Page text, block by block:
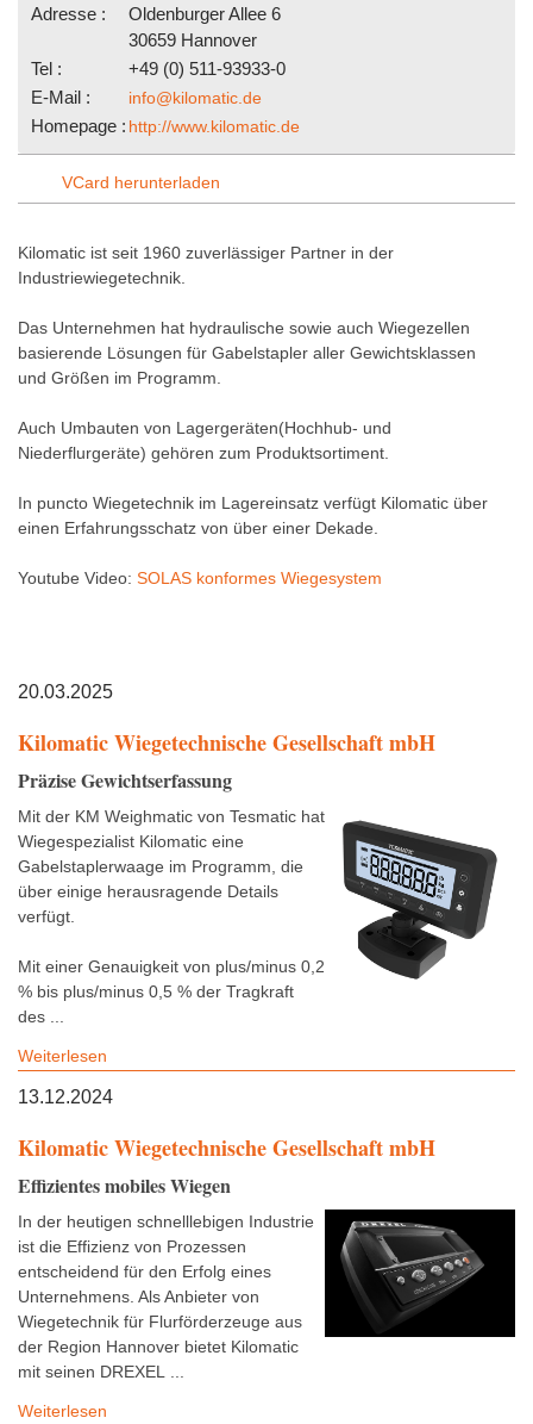
Adresse :
Oldenburger Allee 6
30659 Hannover
Tel :
+49 (0) 511-93933-0
E-Mail :
info@kilomatic.de
Homepage : http://www.kilomatic.de
VCard herunterladen
Kilomatic ist seit 1960 zuverlässiger Partner in der
Industriewiegetechnik.
Das Unternehmen hat hydraulische sowie auch Wiegezellen
basierende Lösungen für Gabelstapler aller Gewichtsklassen
und Größen im Programm.
Auch Umbauten von Lagergeräten(Hochhub- und
Niederflurgeräte) gehören zum Produktsortiment.
In puncto Wiegetechnik im Lagereinsatz verfügt Kilomatic über
einen Erfahrungsschatz von über einer Dekade.
Youtube Video: SOLAS konformes Wiegesystem
20.03.2025
Kilomatic Wiegetechnische Gesellschaft mbH
Präzise Gewichtserfassung
Mit der KM Weighmatic von Tesmatic hat
Wiegespezialist Kilomatic eine
Gabelstaplerwaage im Programm, die
über einige herausragende Details
verfügt.
Mit einer Genauigkeit von plus/minus 0,2
% bis plus/minus 0,5 % der Tragkraft
des ...
Weiterlesen
13.12.2024
Kilomatic Wiegetechnische Gesellschaft mbH
Effizientes mobiles Wiegen
In der heutigen schnelllebigen Industrie
ist die Effizienz von Prozessen
entscheidend für den Erfolg eines
Unternehmens. Als Anbieter von
Wiegetechnik für Flurförderzeuge aus
der Region Hannover bietet Kilomatic
mit seinen DREXEL ...
Weiterlesen